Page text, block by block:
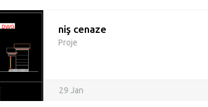
niş cenaze
Proje
29 Jan